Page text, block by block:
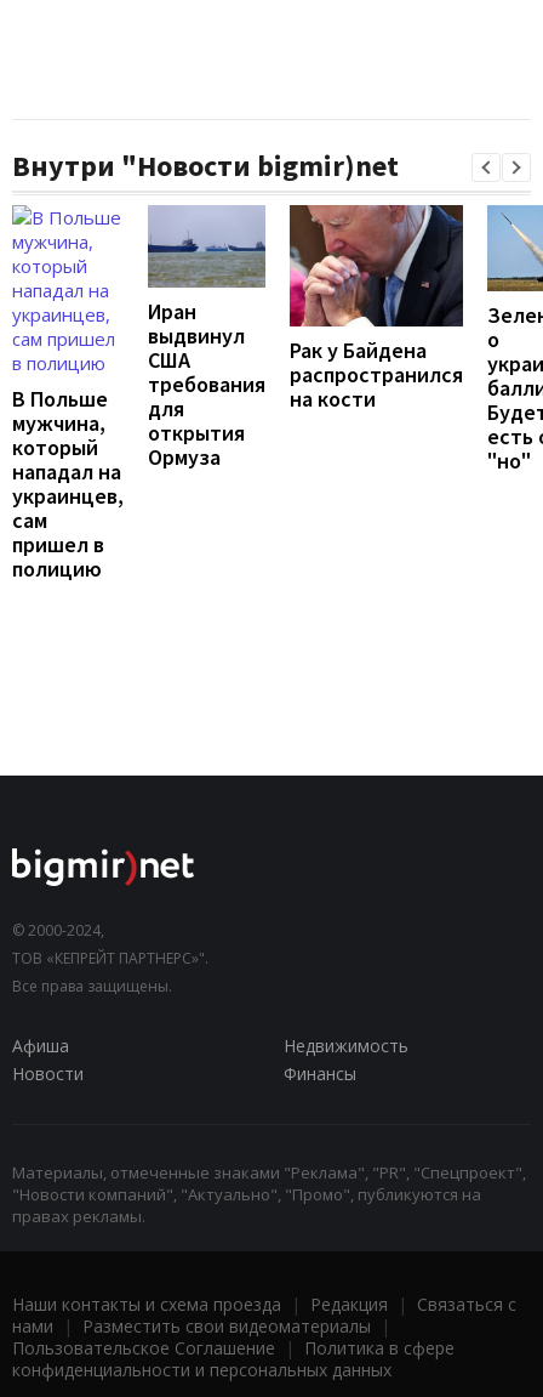
Внутри "Новости bigmir)net
В Польше
мужчина,
который
нападал на
украинцев,
сам
пришел в
полицию
Иран
выдвинул
США
требования
для
открытия
Ормуза
Рак у Байдена
распространился
на кости
о
есть
"но"
© 2000-2024,
ТОВ «КЕПРЕЙТ ПАРТНЕРС»".
Все права защищены.
Афиша
Недвижимость
Новости
Финансы
Материалы, отмеченные знаками "Реклама", "PR", "Спецпроект",
"Новости компаний", "Актуально", "Промо", публикуются на
правах рекламы.
Наши контакты и схема проезда | Редакция | Связаться с
нами | Разместить свои видеоматериалы |
Пользовательское Соглашение |
Политика в сфере
конфиденциальности и персональных данных